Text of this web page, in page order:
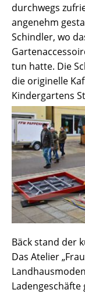
durchwegs
angenehm
Schindler, wo
tun hatte. Die
die originelle
Kindergartens
Bäck stand der
Das Atelier